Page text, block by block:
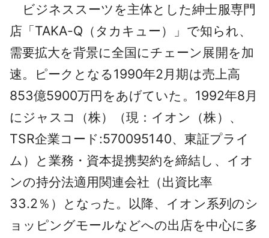
ビジネススーツを主体とした紳士服専門
店「TAKA-Q（タカキュー）」で知られ、
需要拡大を背景に全国にチェーン展開を加
速。ピークとなる1990年2月期は売上高
853億5900万円をあげていた。1992年8月
にジャスコ（株）（現：イオン（株）、
TSR企業コード:570095140、東証プライ
ム）と業務・資本提携契約を締結し、イオ
ンの持分法適用関連会社（出資比率
33.2％）となった。以降、イオン系列のシ
ョッピングモールなどへの出店を中心に多